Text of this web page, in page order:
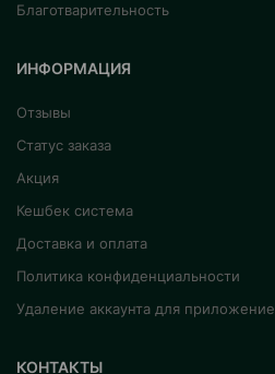
Благотварительность
ИНФОРМАЦИЯ
Отзывы
Статус заказа
Акция
Кешбек система
Доставка и оплата
Политика конфиденциальности
Удаление аккаунта для приложение
КОНТАКТЫ